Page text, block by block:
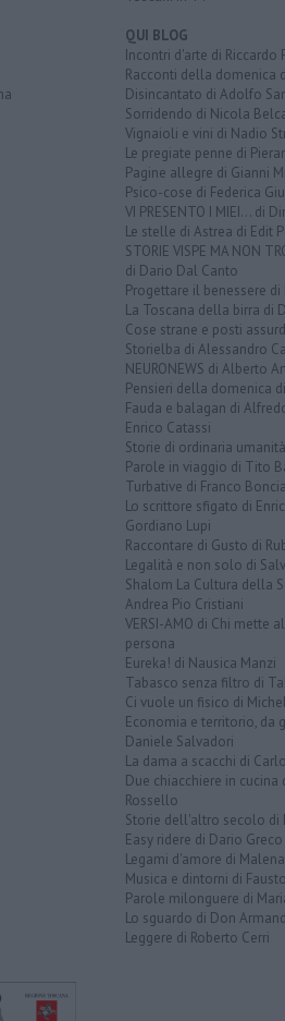
QUI BLOG
Incontri d'arte di Riccardo
Racconti della domenica
Disincantato di Adolfo
Sorridendo di Nicola
Vignaioli e vini di Nadio
Le pregiate penne di
Pagine allegre di Gianni
Psico-cose di Federica
VI PRESENTO I MIEI... di
Le stelle di Astrea di Edit
STORIE VISPE MA NON
di Dario Dal Canto
Progettare il benessere di
La Toscana della birra di
Cose strane e posti
Storielba di Alessandro
NEURONEWS di Alberto
Pensieri della domenica
Fauda e balagan di
Enrico Catassi
Storie di ordinaria
Parole in viaggio di Tito
Turbative di Franco
Lo scrittore sfigato di
Gordiano Lupi
Raccontare di Gusto di
Legalità e non solo di
Shalom La Cultura della
Andrea Pio Cristiani
VERSI-AMO di Chi mette
persona
Eureka! di Nausica Manzi
Tabasco senza filtro di
Ci vuole un fisico di
Economia e territorio, da
Daniele Salvadori
La dama a scacchi di
Due chiacchiere in cucina
Rossello
Storie dell'altro secolo di
Easy ridere di Dario Greco
Legami d'amore di
Musica e dintorni di
Parole milonguere di
Lo sguardo di Don
Leggere di Roberto Cerri